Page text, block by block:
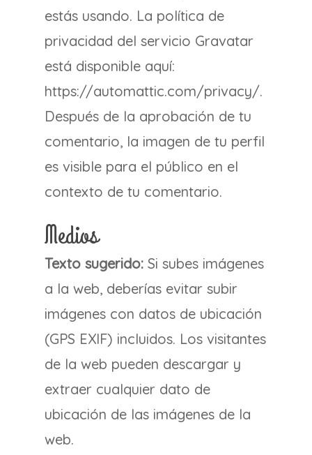
estás usando. La política de
privacidad del servicio Gravatar
está disponible aquí:
https://automattic.com/privacy/.
Después de la aprobación de tu
comentario, la imagen de tu perfil
es visible para el público en el
contexto de tu comentario.
Medios
Texto sugerido: Si subes imágenes
a la web, deberías evitar subir
imágenes con datos de ubicación
(GPS EXIF) incluidos. Los visitantes
de la web pueden descargar y
extraer cualquier dato de
ubicación de las imágenes de la
web.